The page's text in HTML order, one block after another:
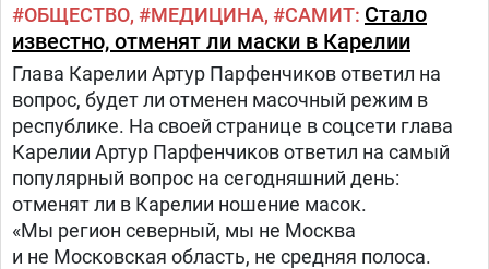
ОБЩЕСТВО МЕДИЦИНА САМИТ Стало
известно, отменят ли маски в Карелии
Глава Карелии Артур Парфенчиков ответил на
вопрос, будет ли отменен масочный режим в
республике. На своей странице в соцсети глава
Карелии Артур Парфенчиков ответил на самый
популярный вопрос на сегодняшний день:
отменят ли в Карелии ношение масок.
«Мы регион северный, мы не Москва
и не Московская область, не средняя полоса.